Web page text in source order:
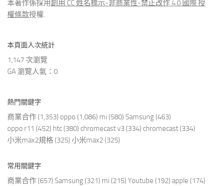
本著作係採用創用 CC 姓名標示-非商業性-禁止改作 4.0 國際 授
權條款授權.
本頁面人次統計
1,147 次瀏覽
GA 瀏覽人氣：0
熱門關鍵字
商業合作 (1,353) oppo (1,086) mi (580) Samsung (463)
oppo r11 (452) htc (380) chromecast v3 (334) chromecast (334)
小米max2規格 (325) 小米max2 (325)
常用關鍵字
商業合作 (657) Samsung (321) mi (215) Youtube (192) apple (174)